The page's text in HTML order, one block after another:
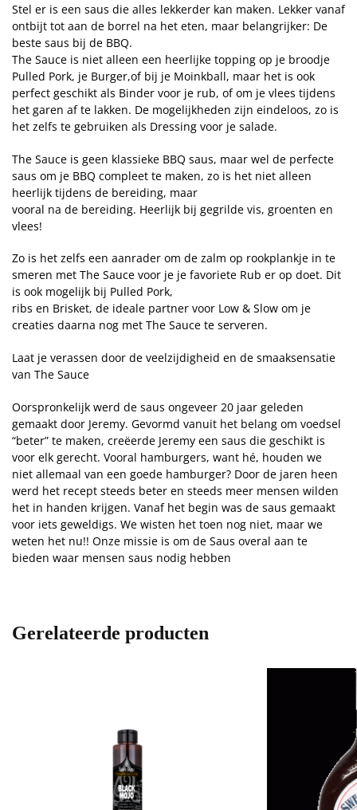
Stel er is een saus die alles lekkerder kan maken. Lekker vanaf
ontbijt tot aan de borrel na het eten, maar belangrijker: De
beste saus bij de BBQ.
The Sauce is niet alleen een heerlijke topping op je broodje
Pulled Pork, je Burger,of bij je Moinkball, maar het is ook
perfect geschikt als Binder voor je rub, of om je vlees tijdens
het garen af te lakken. De mogelijkheden zijn eindeloos, zo is
het zelfs te gebruiken als Dressing voor je salade.
The Sauce is geen klassieke BBQ saus, maar wel de perfecte
saus om je BBQ compleet te maken, zo is het niet alleen
heerlijk tijdens de bereiding, maar
vooral na de bereiding. Heerlijk bij gegrilde vis, groenten en
vlees!
Zo is het zelfs een aanrader om de zalm op rookplankje in te
smeren met The Sauce voor je je favoriete Rub er op doet. Dit
is ook mogelijk bij Pulled Pork,
ribs en Brisket, de ideale partner voor Low & Slow om je
creaties daarna nog met The Sauce te serveren.
Laat je verassen door de veelzijdigheid en de smaaksensatie
van The Sauce
Oorspronkelijk werd de saus ongeveer 20 jaar geleden
gemaakt door Jeremy. Gevormd vanuit het belang om voedsel
“beter” te maken, creëerde Jeremy een saus die geschikt is
voor elk gerecht. Vooral hamburgers, want hé, houden we
niet allemaal van een goede hamburger? Door de jaren heen
werd het recept steeds beter en steeds meer mensen wilden
het in handen krijgen. Vanaf het begin was de saus gemaakt
voor iets geweldigs. We wisten het toen nog niet, maar we
weten het nu!! Onze missie is om de Saus overal aan te
bieden waar mensen saus nodig hebben
Gerelateerde producten